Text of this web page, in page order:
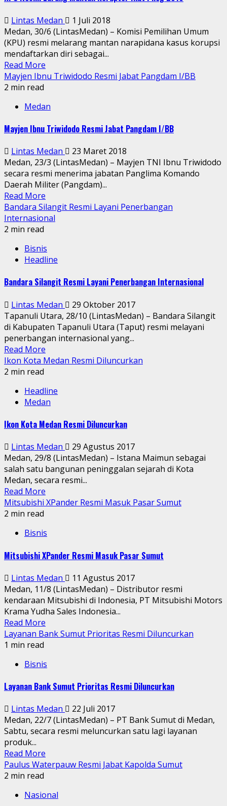
Lintas Medan
1 Juli 2018
Medan, 30/6 (LintasMedan) – Komisi Pemilihan Umum
(KPU) resmi melarang mantan narapidana kasus korupsi
mendaftarkan diri sebagai...
Read More
Mayjen Ibnu Triwidodo Resmi Jabat Pangdam I/BB
2 min read
Medan
Mayjen Ibnu Triwidodo Resmi Jabat Pangdam I/BB
Lintas Medan
23 Maret 2018
Medan, 23/3 (LintasMedan) – Mayjen TNI Ibnu Triwidodo
secara resmi menerima jabatan Panglima Komando
Daerah Militer (Pangdam)...
Read More
Bandara Silangit Resmi Layani Penerbangan
Internasional
2 min read
Bisnis
Headline
Bandara Silangit Resmi Layani Penerbangan Internasional
Lintas Medan
29 Oktober 2017
Tapanuli Utara, 28/10 (LintasMedan) – Bandara Silangit
di Kabupaten Tapanuli Utara (Taput) resmi melayani
penerbangan internasional yang...
Read More
Ikon Kota Medan Resmi Diluncurkan
2 min read
Headline
Medan
Ikon Kota Medan Resmi Diluncurkan
Lintas Medan
29 Agustus 2017
Medan, 29/8 (LintasMedan) – Istana Maimun sebagai
salah satu bangunan peninggalan sejarah di Kota
Medan, secara resmi...
Read More
Mitsubishi XPander Resmi Masuk Pasar Sumut
2 min read
Bisnis
Mitsubishi XPander Resmi Masuk Pasar Sumut
Lintas Medan
11 Agustus 2017
Medan, 11/8 (LintasMedan) – Distributor resmi
kendaraan Mitsubishi di Indonesia, PT Mitsubishi Motors
Krama Yudha Sales Indonesia...
Read More
Layanan Bank Sumut Prioritas Resmi Diluncurkan
1 min read
Bisnis
Layanan Bank Sumut Prioritas Resmi Diluncurkan
Lintas Medan
22 Juli 2017
Medan, 22/7 (LintasMedan) – PT Bank Sumut di Medan,
Sabtu, secara resmi meluncurkan satu lagi layanan
produk...
Read More
Paulus Waterpauw Resmi Jabat Kapolda Sumut
2 min read
Nasional